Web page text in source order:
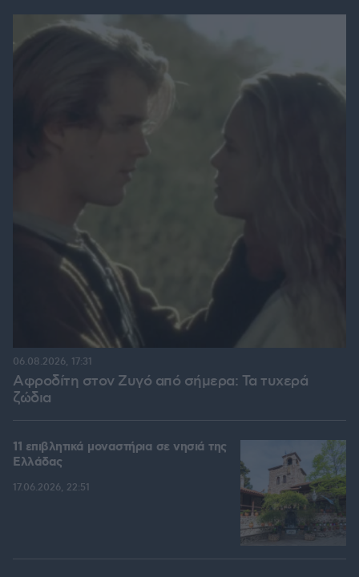
Αφροδίτη στον Ζυγό από σήμερα: Τα τυχερά
ζώδια
06.08.2026, 17:31
11 επιβλητικά μοναστήρια σε νησιά της
Ελλάδας
17.06.2026, 22:51